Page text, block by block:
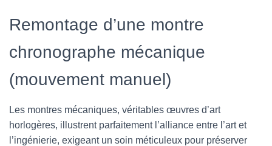
Remontage d’une montre
chronographe mécanique
(mouvement manuel)
Les montres mécaniques, véritables œuvres d’art
horlogères, illustrent parfaitement l’alliance entre l’art et
l’ingénierie, exigeant un soin méticuleux pour préserver